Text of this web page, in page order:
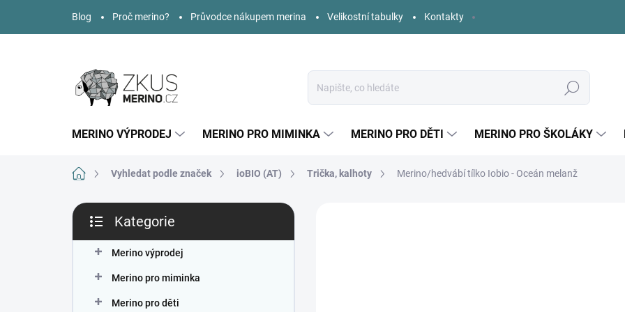
obsah
Blog Proč merino? Průvodce nákupem merina Velikostní tabulky Kontakty
Hledat
MERINO VÝPRODEJ MERINO PRO MIMINKA MERINO PRO DĚTI MERINO PRO ŠKOLÁKY
Domů Vyhledat podle značek ioBIO (AT) Trička, kalhoty Merino/hedvábí tílko Iobio - Oceán melanž
P
s
kategorie
Kategorie
Merino výprodej
Merino pro miminka
Merino pro děti